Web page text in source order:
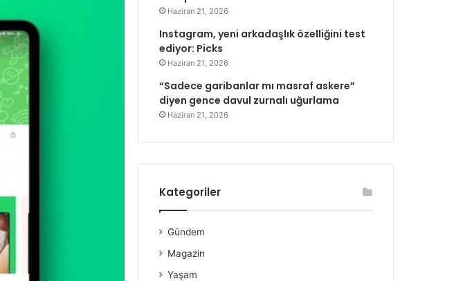
Haziran 21, 2026
Instagram, yeni arkadaşlık özelliğini test
ediyor: Picks
Haziran 21, 2026
“Sadece garibanlar mı masraf askere”
diyen gence davul zurnalı uğurlama
Haziran 21, 2026
Kategoriler
Gündem
Magazin
Yaşam